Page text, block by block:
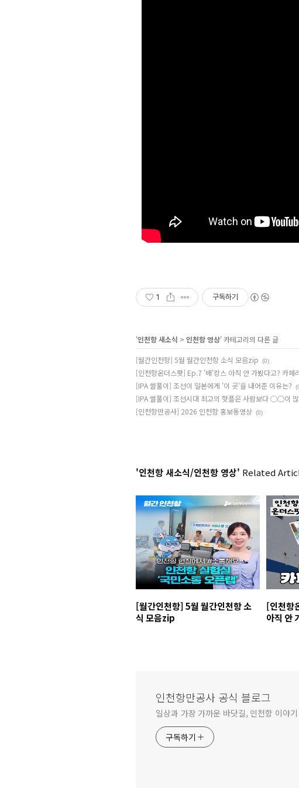
1 구독하기
'인천항 새소식 > 인천항 영상' 카테고리의 다른 글
[월간인천항] 5월 월간인천항 소식 모음zip (0)
[인천항온더스팟] Ep.7 '배'캉스 아직 안 가봤다고? 카
[IPA 썰풀이] 조선이 일본에게 '이 곳'을 내어준 이유는?
[IPA 썰풀이] 조선시대 최고의 핫플은 사람보다 ○○이
[인천항만공사] 2026 인천항 홍보동영상 (0)
'인천항 새소식/인천항 영상' Related
[월간인천항] 5월 월간인천항 소
식 모음zip
[인천항
아직 안
인천항만공사 공식 블로그
일상과 가장 가까운 바닷길, 인천항 이야
구독하기